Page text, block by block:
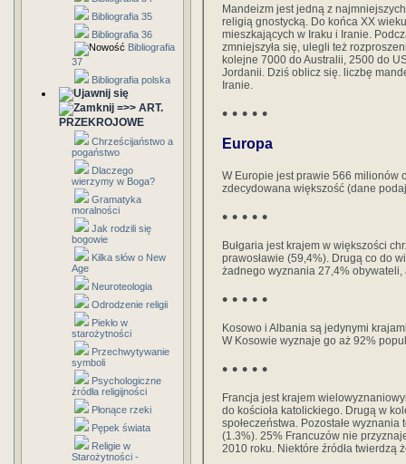
Bibliografia 35
Bibliografia 36
Bibliografia
37
Bibliografia polska
=>> ART.
PRZEKROJOWE
Chrześcijaństwo a
pogaństwo
Dlaczego
wierzymy w Boga?
Gramatyka
moralności
Jak rodzili się
bogowie
Kilka słów o New
Age
Neuroteologia
Odrodzenie religii
Piekło w
starożytności
Przechwytywanie
symboli
Psychologiczne
źródła religijności
Płonące rzeki
Pępek świata
Religie w
Starożytności -
Mandeizm jest jedną z
religią gnostycką. Do końca XX
mieszkających w Iraku i Iranie.
zmniejszyła się, ulegli też
kolejne 7000 do Australii, 2500 do
Jordanii. Dziś oblicz się. liczbę
Iranie.
• • • • •
Europa
W Europie jest prawie 566 milionów
zdecydowana większość (dane
• • • • •
Bułgaria jest krajem w większości
prawosławie (59,4%). Drugą co do
żadnego wyznania 27,4%
• • • • •
Kosowo i Albania są jedynymi
W Kosowie wyznaje go aż 92%
• • • • •
Francja jest krajem
do kościoła katolickiego. Drugą w
społeczeństwa. Pozostałe
(1.3%). 25% Francuzów nie
2010 roku. Niektóre źródła twierdzą